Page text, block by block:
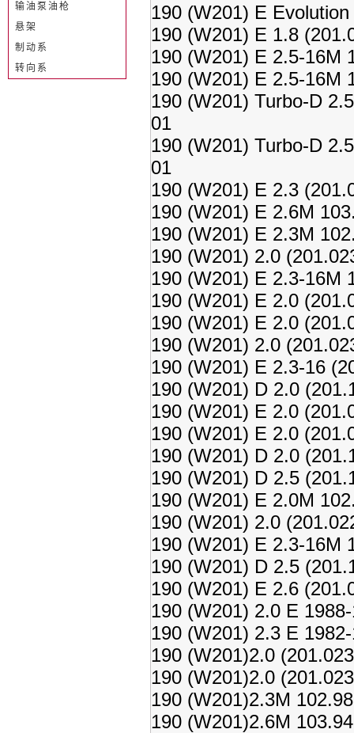
190 (W201) E
190 (W201) E 1.8
190 (W201) E 2.5-16M
190 (W201) E 2.5-16M
190 (W201) Turbo-D
01
190 (W201) Turbo-D
01
190 (W201) E 2.3
190 (W201) E 2.6M
190 (W201) E 2.3M
190 (W201) 2.0
190 (W201) E 2.3-16M
190 (W201) E 2.0
190 (W201) E 2.0
190 (W201) 2.0
190 (W201) E 2.3-16
190 (W201) D 2.0
190 (W201) E 2.0
190 (W201) E 2.0
190 (W201) D 2.0
190 (W201) D 2.5
190 (W201) E 2.0M
190 (W201) 2.0
190 (W201) E 2.3-16M
190 (W201) D 2.5
190 (W201) E 2.6
190 (W201) 2.0 E
190 (W201) 2.3 E
190 (W201)2.0
190 (W201)2.0
190 (W201)2.3M
190 (W201)2.6M
输油泵油枪
悬架
制动系
转向系